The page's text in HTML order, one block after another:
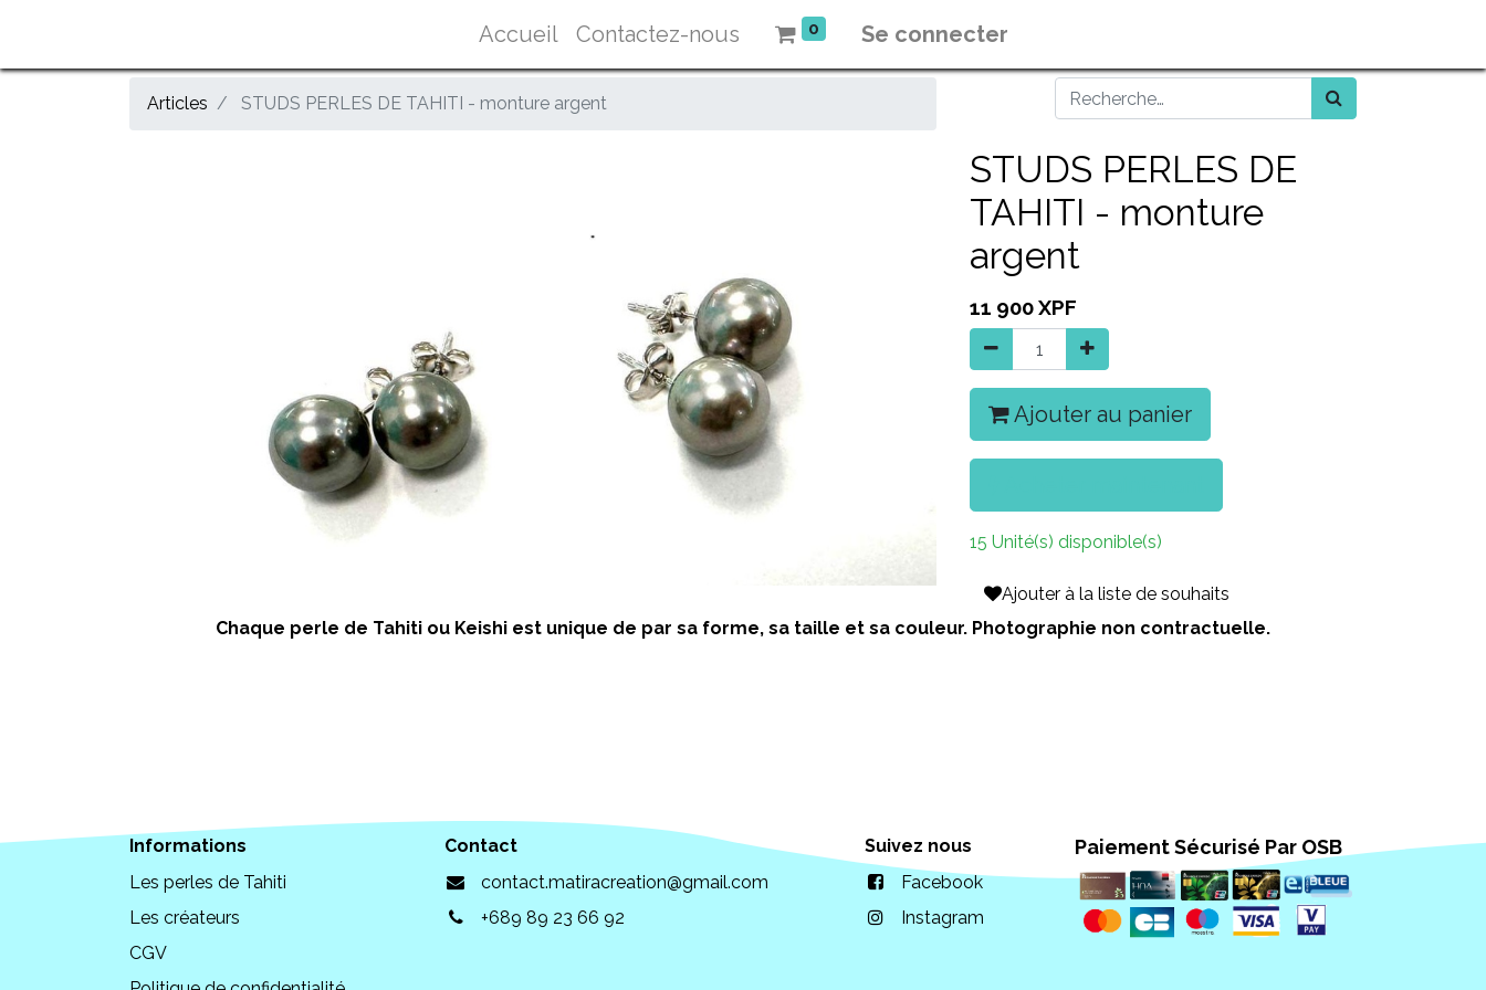
Accueil Contactez-nous 0 Se connecter
Articles STUDS PERLES DE TAHITI - monture argent
STUDS PERLES DE
TAHITI - monture
argent
11 900XPF
Ajouter au panier
15 Unité(s) disponible(s)
Ajouter à la liste de souhaits
Chaque perle de Tahiti ou Keishi est unique de par sa forme, sa taille et sa couleur. Photographie non contractuelle.
Informations
Les perles de Tahiti
Les créateurs
CGV
Contact
contact.matiracreation@gmail.com
+689 89 23 66 92
Suivez nous
Facebook
Instagram
Paiement Sécurisé Par OSB